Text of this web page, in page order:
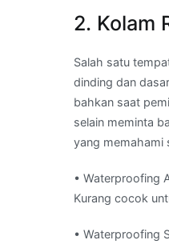
2. Kolam
Salah satu
dinding dan
bahkan saat
selain meminta
yang memahami
• Waterproofing
Kurang cocok
• Waterproofing